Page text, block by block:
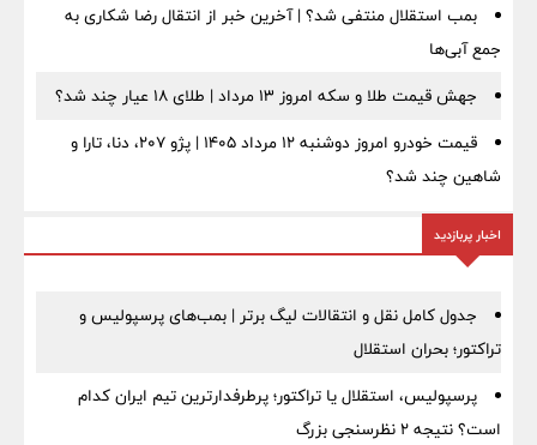
بمب استقلال منتفی شد؟ | آخرین خبر از انتقال رضا شکاری به
جمع آبی‌ها
جهش قیمت طلا و سکه امروز ۱۳ مرداد | طلای ۱۸ عیار چند شد؟
قیمت خودرو امروز دوشنبه ۱۲ مرداد ۱۴۰۵ | پژو ۲۰۷، دنا، تارا و
شاهین چند شد؟
اخبار پربازدید
جدول کامل نقل و انتقالات لیگ برتر | بمب‌های پرسپولیس و
تراکتور؛ بحران استقلال
پرسپولیس، استقلال یا تراکتور؛ پرطرفدارترین تیم ایران کدام
است؟ نتیجه ۲ نظرسنجی بزرگ